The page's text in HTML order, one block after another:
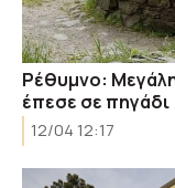
Ρέθυμνο:
έπεσε σε πηγάδι
12/04 12:17